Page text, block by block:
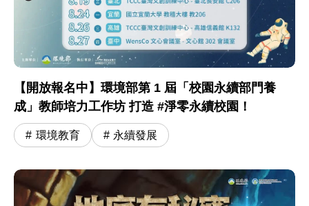
【開放報名中】環境部第 1 屆「校園永續部門養
成」教師培力工作坊 打造 #淨零永續校園！
環境教育 永續發展